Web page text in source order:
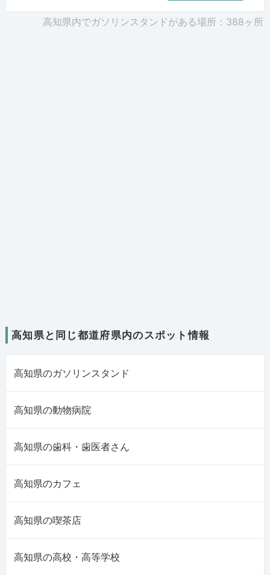
高知県内でガソリンスタンドがある場所：388ヶ所
高知県と同じ都道府県内のスポット情報
高知県のガソリンスタンド
高知県の動物病院
高知県の歯科・歯医者さん
高知県のカフェ
高知県の喫茶店
高知県の高校・高等学校